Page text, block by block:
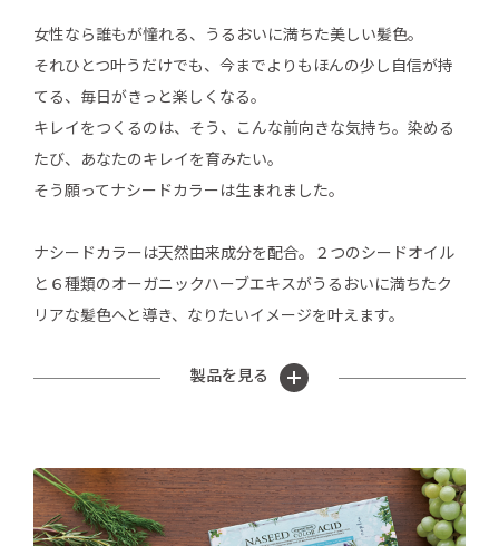
女性なら誰もが憧れる、うるおいに満ちた美しい髪色。
それひとつ叶うだけでも、今までよりもほんの少し自信が持
てる、毎日がきっと楽しくなる。
キレイをつくるのは、そう、こんな前向きな気持ち。染める
たび、あなたのキレイを育みたい。
そう願ってナシードカラーは生まれました。
ナシードカラーは天然由来成分を配合。２つのシードオイル
と６種類のオーガニックハーブエキスがうるおいに満ちたク
リアな髪色へと導き、なりたいイメージを叶えます。
製品を見る